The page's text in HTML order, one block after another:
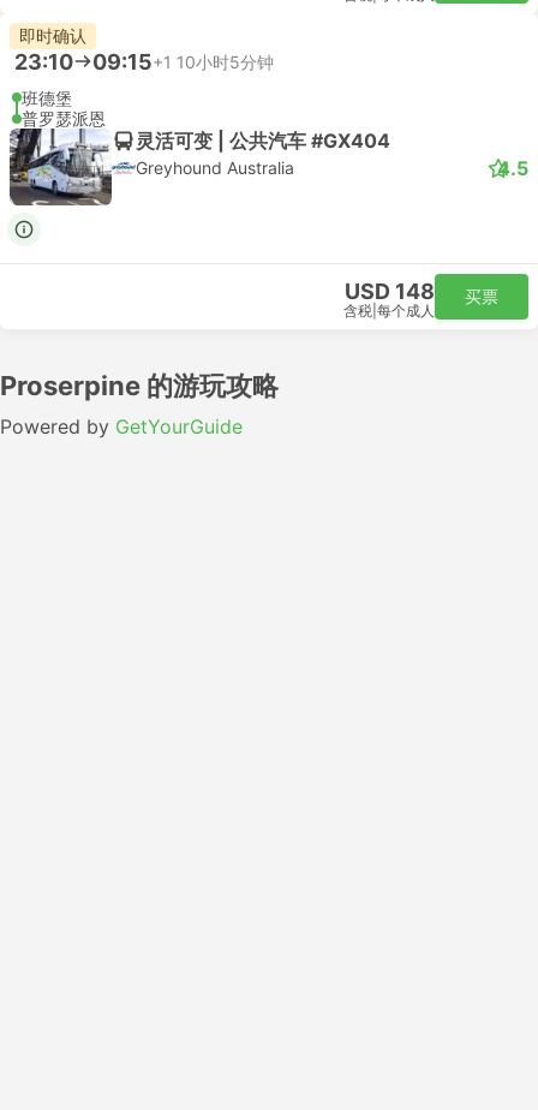
即时确认
23:10 09:15+1 10小时5分钟
班德堡
普罗瑟派恩
灵活可变 | 公共汽车 #GX404
Greyhound Australia 4.5
USD 148
含税 每个成人
买票
Proserpine 的游玩攻略
Powered by GetYourGuide